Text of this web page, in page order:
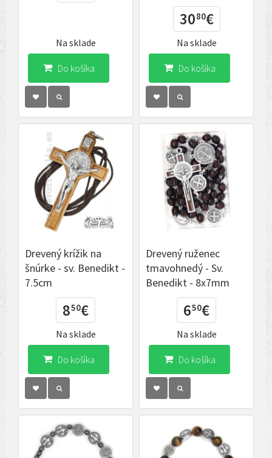
Do košíka
Na sklade
3080€
Do košíka
Na sklade
Drevený krížik na
šnúrke - sv. Benedikt -
7.5cm
850€
Do košíka
Na sklade
Drevený ruženec
tmavohnedý - Sv.
Benedikt - 8x7mm
650€
Do košíka
Na sklade